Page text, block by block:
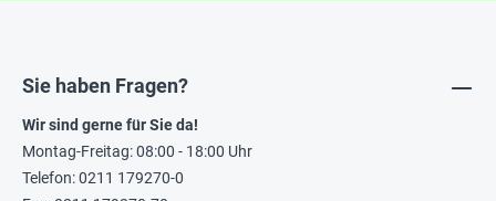
Sie haben Fragen?
Wir sind gerne für Sie da!
Montag-Freitag: 08:00 - 18:00 Uhr
Telefon: 0211 179270-0